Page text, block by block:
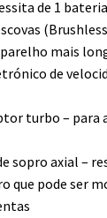
de 1 bateria
mais
de
turbo – para
sopro axial –
que pode ser